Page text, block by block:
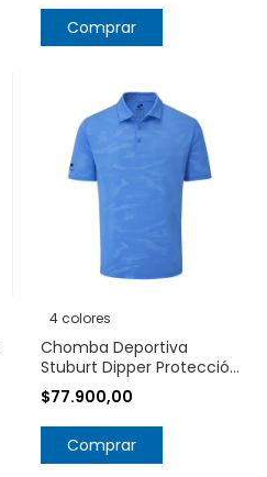
Comprar
4 colores
Chomba Deportiva
Stuburt Dipper Protección
UPF 50+
$77.900,00
Comprar